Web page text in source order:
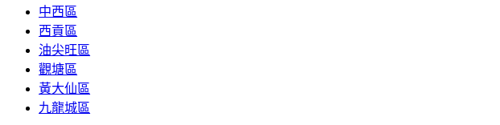
中西區
西貢區
油尖旺區
觀塘區
黃大仙區
九龍城區